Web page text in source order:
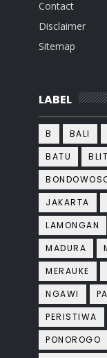
Contact
Disclaimer
Sitemap
LABEL
B BALI
BATU
JAKARTA
LAMONGAN
MADURA
MERAUKE
NGAWI
PERISTIWA
PONOROGO